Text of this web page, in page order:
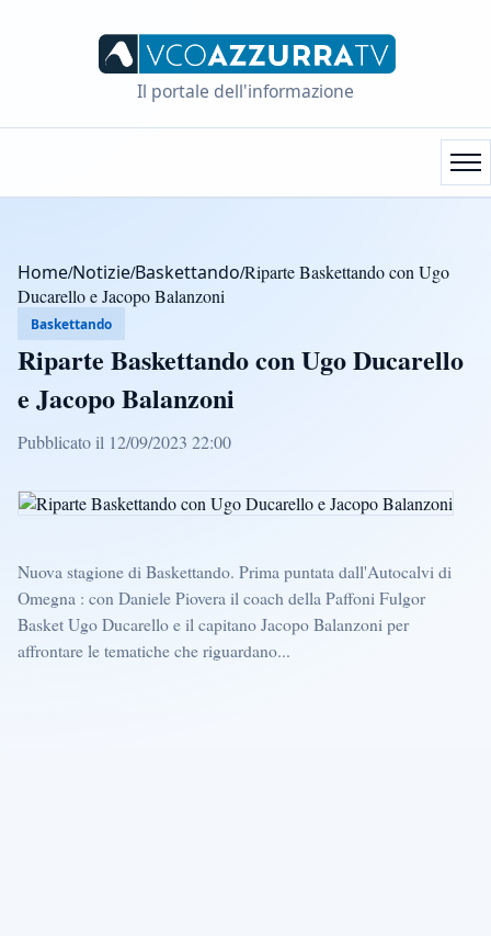
Il portale dell'informazione
Home/Notizie/Baskettando/Riparte Baskettando con Ugo
Ducarello e Jacopo Balanzoni
Baskettando
Riparte Baskettando con Ugo Ducarello
e Jacopo Balanzoni
Pubblicato il 12/09/2023 22:00
Nuova stagione di Baskettando. Prima puntata dall'Autocalvi di
Omegna : con Daniele Piovera il coach della Paffoni Fulgor
Basket Ugo Ducarello e il capitano Jacopo Balanzoni per
affrontare le tematiche che riguardano...